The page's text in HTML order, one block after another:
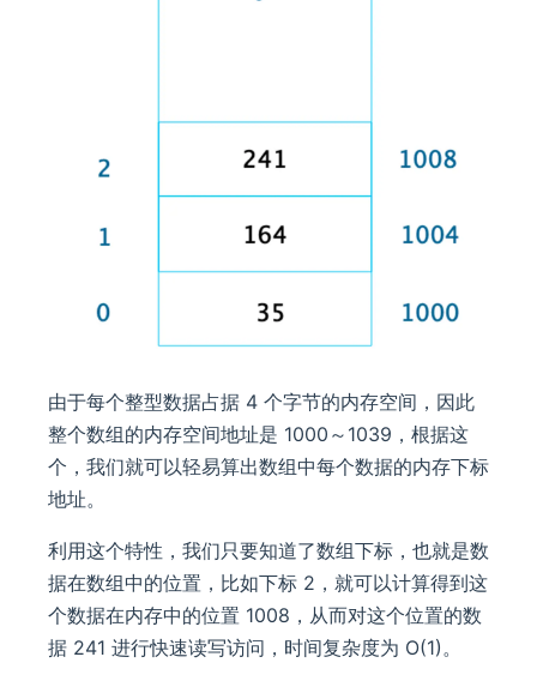
由于每个整型数据占据 4 个字节的内存空间，因此
整个数组的内存空间地址是 1000～1039，根据这
个，我们就可以轻易算出数组中每个数据的内存下标
地址。
利用这个特性，我们只要知道了数组下标，也就是数
据在数组中的位置，比如下标 2，就可以计算得到这
个数据在内存中的位置 1008，从而对这个位置的数
据 241 进行快速读写访问，时间复杂度为 O(1)。